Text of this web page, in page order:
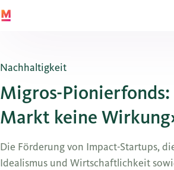
Nachhaltigkeit
Migros-Pionierfonds:
Markt keine
Die Förderung von Impact-Startups,
Idealismus und Wirtschaftlichkeit